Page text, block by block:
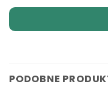
PODOBNE